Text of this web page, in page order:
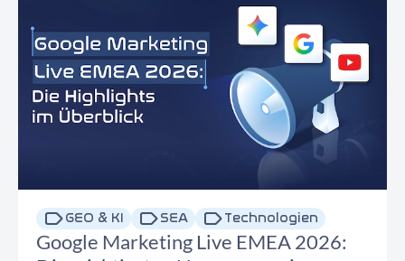
GEO & KI SEA Technologien
Google Marketing Live EMEA 2026: